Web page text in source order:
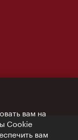
вам на
Cookie
вам